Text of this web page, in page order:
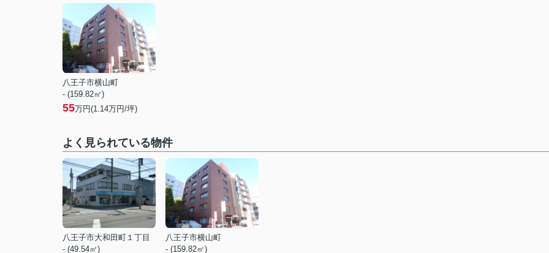
八王子市横山町
- (159.82㎡)
55万円(1.14万円/坪)
よく見られている物件
八王子市大和田町１丁目
- (49.54㎡)
八王子市横山町
- (159.82㎡)